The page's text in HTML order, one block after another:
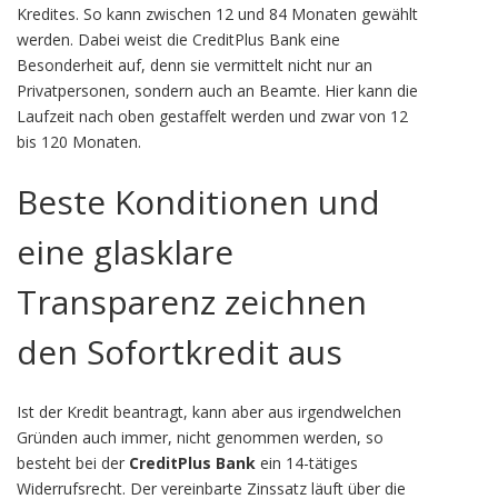
Kredites. So kann zwischen 12 und 84 Monaten gewählt
werden. Dabei weist die CreditPlus Bank eine
Besonderheit auf, denn sie vermittelt nicht nur an
Privatpersonen, sondern auch an Beamte. Hier kann die
Laufzeit nach oben gestaffelt werden und zwar von 12
bis 120 Monaten.
Beste Konditionen und
eine glasklare
Transparenz zeichnen
den Sofortkredit aus
Ist der Kredit beantragt, kann aber aus irgendwelchen
Gründen auch immer, nicht genommen werden, so
besteht bei der CreditPlus Bank ein 14-tätiges
Widerrufsrecht. Der vereinbarte Zinssatz läuft über die